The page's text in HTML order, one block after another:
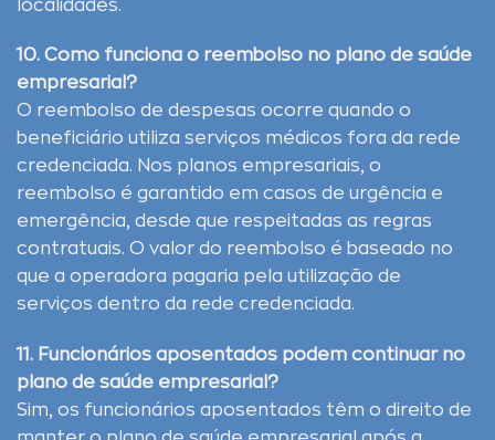
localidades.
10. Como funciona o reembolso no plano de saúde
empresarial?
O reembolso de despesas ocorre quando o
beneficiário utiliza serviços médicos fora da rede
credenciada. Nos planos empresariais, o
reembolso é garantido em casos de urgência e
emergência, desde que respeitadas as regras
contratuais. O valor do reembolso é baseado no
que a operadora pagaria pela utilização de
serviços dentro da rede credenciada.
11. Funcionários aposentados podem continuar no
plano de saúde empresarial?
Sim, os funcionários aposentados têm o direito de